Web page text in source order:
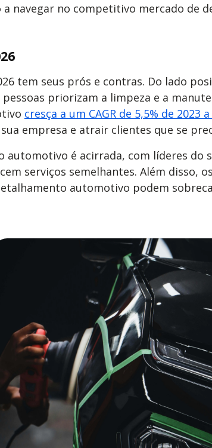
navegar no competitivo mercado de
tem seus prós e contras. Do lado
priorizam a limpeza e a
cresça a um CAGR de 5,5% de 2023
empresa e atrair clientes que se
é acirrada, com líderes do
serviços semelhantes. Além disso,
automotivo podem